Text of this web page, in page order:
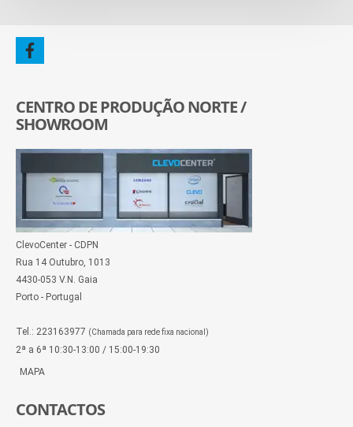
CENTRO DE PRODUÇÃO NORTE /
SHOWROOM
ClevoCenter - CDPN
Rua 14 Outubro, 1013
4430-053 V.N. Gaia
Porto - Portugal
Tel.: 223163977 (Chamada para rede fixa nacional)
2ª a 6ª 10:30-13:00 / 15:00-19:30
MAPA
CONTACTOS